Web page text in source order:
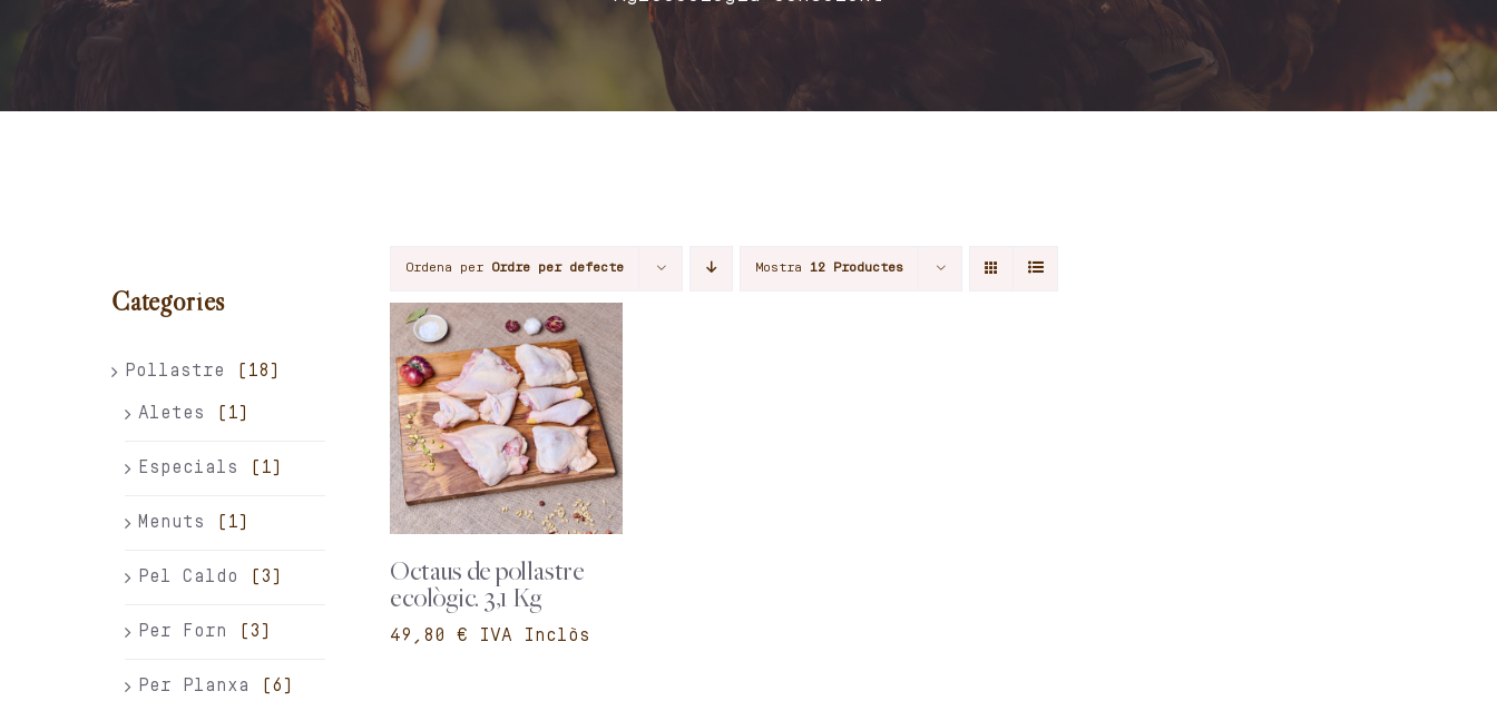
Categories
Pollastre (18)
Aletes (1)
Especials (1)
Menuts (1)
Pel Caldo (3)
Per Forn (3)
Per Planxa (6)
Ordena per Ordre per defecte Mostra12 Productes
Octaus de pollastre
ecològic. 3,1 Kg
€